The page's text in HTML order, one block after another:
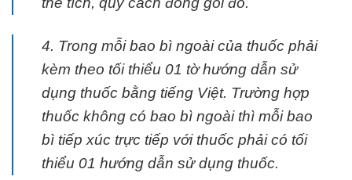
4. Trong mỗi bao bì ngoài của thuốc phải
kèm theo tối thiểu 01 tờ hướng dẫn sử
dụng thuốc bằng tiếng Việt. Trường hợp
thuốc không có bao bì ngoài thì mỗi bao
bì tiếp xúc trực tiếp với thuốc phải có tối
thiểu 01 hướng dẫn sử dụng thuốc.